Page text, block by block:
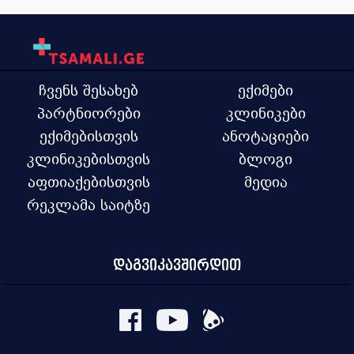
ჩვენს შესახებ
პარტნიორები
ექიმებისთვის
კლინიკებისთვის
აფთიაქებისთვის
რეკლამა საიტზე
ექიმები
კლინიკები
ანოტაციები
ბლოგი
მედია
დაგვიკავშირდით